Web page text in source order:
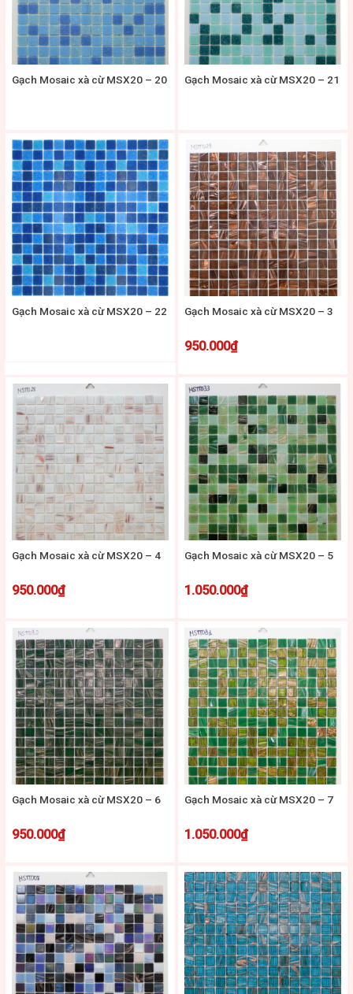
Gạch Mosaic xà cừ MSX20 – 20 Gạch Mosaic xà cừ MSX20 – 21
Gạch Mosaic xà cừ MSX20 – 22 Gạch Mosaic xà cừ MSX20 – 3
950.000₫
Gạch Mosaic xà cừ MSX20 – 4
950.000₫
Gạch Mosaic xà cừ MSX20 – 5
1.050.000₫
Gạch Mosaic xà cừ MSX20 – 6
950.000₫
Gạch Mosaic xà cừ MSX20 – 7
1.050.000₫